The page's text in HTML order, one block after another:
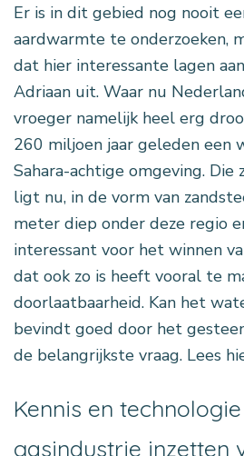
Er is in dit gebied nog nooit
aardwarmte te onderzoeken,
dat hier interessante lagen
Adriaan uit. Waar nu
vroeger namelijk heel erg
260 miljoen jaar geleden een
Sahara-achtige omgeving. Die
ligt nu, in de vorm van
meter diep onder deze regio
interessant voor het winnen
dat ook zo is heeft vooral te
doorlaatbaarheid. Kan het
bevindt goed door het
de belangrijkste vraag. Lees
Kennis en
gasindustrie inzetten